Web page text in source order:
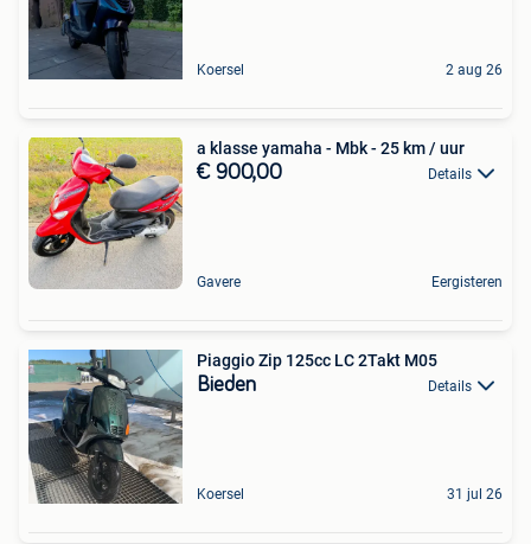
Koersel 2 aug 26
a klasse yamaha - Mbk - 25 km / uur
€ 900,00 Details
Gavere Eergisteren
Piaggio Zip 125cc LC 2Takt M05
Bieden Details
Koersel 31 jul 26